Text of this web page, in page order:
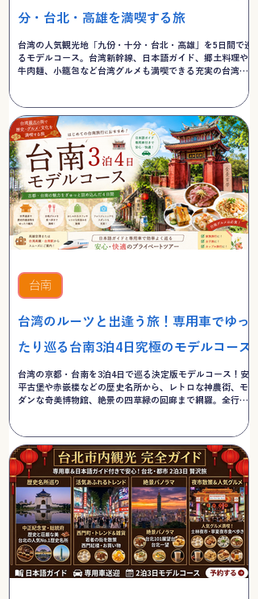
分・台北・高雄を満喫する旅
台湾の人気観光地「九份・十分・台北・高雄」を5日間で巡
るモデルコース。台湾新幹線、日本語ガイド、郷土料理や
牛肉麺、小籠包など台湾グルメも満喫できる充実の台湾周
台湾のルーツと出逢う旅！専用車でゆっ
たり巡る台南3泊4日究極のモデルコース
台湾の京都・台南を3泊4日で巡る決定版モデルコース！安
平古堡や赤嵌楼などの歴史名所から、レトロな神農街、モ
ダンな奇美博物館、絶景の四草緑の回廊まで網羅。全行程
台南